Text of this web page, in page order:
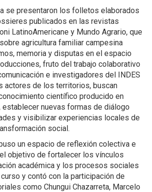
se presentaron los folletos elaborados
publicados en las revistas
LatinoAmericane y Mundo Agrario, que
agricultura familiar campesina
memoria y disputas en el espacio
fruto del trabajo colaborativo
e investigadores del INDES
actores de los territorios, buscan
científico producido en
nuevas formas de diálogo
y visibilizar experiencias locales de
social.
un espacio de reflexión colectiva e
objetivo de fortalecer los vínculos
académica y los procesos sociales
y contó con la participación de
como Chungui Chazarreta, Marcelo